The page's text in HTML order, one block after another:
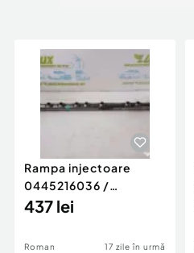
Rampa injectoare
0445216036 /
780542302 3.0 d 313
437 lei
Roman 17 zile în urmă